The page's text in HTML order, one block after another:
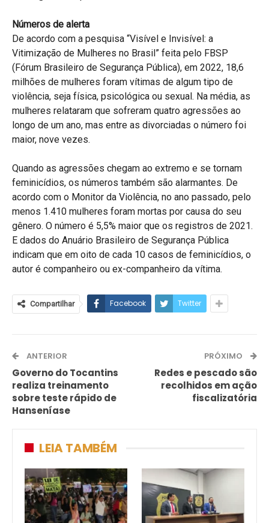
Números de alerta
De acordo com a pesquisa “Visível e Invisível: a
Vitimização de Mulheres no Brasil” feita pelo FBSP
(Fórum Brasileiro de Segurança Pública), em 2022, 18,6
milhões de mulheres foram vítimas de algum tipo de
violência, seja física, psicológica ou sexual. Na média, as
mulheres relataram que sofreram quatro agressões ao
longo de um ano, mas entre as divorciadas o número foi
maior, nove vezes.
Quando as agressões chegam ao extremo e se tornam
feminicídios, os números também são alarmantes. De
acordo com o Monitor da Violência, no ano passado, pelo
menos 1.410 mulheres foram mortas por causa do seu
gênero. O número é 5,5% maior que os registros de 2021.
E dados do Anuário Brasileiro de Segurança Pública
indicam que em oito de cada 10 casos de feminicídios, o
autor é companheiro ou ex-companheiro da vítima.
Compartilhar Facebook Twitter
ANTERIOR
Governo do Tocantins
realiza treinamento
sobre teste rápido de
Hanseníase
PRÓXIMO
Redes e pescado são
recolhidos em ação
fiscalizatória
LEIA TAMBÉM